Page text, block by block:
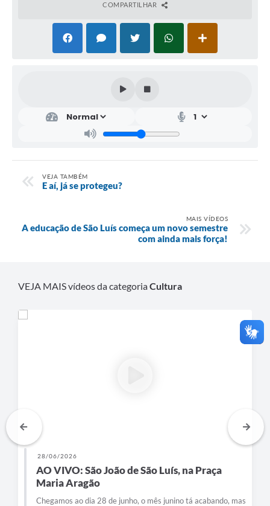
COMPARTILHAR
VEJA TAMBÉM
E aí, já se protegeu?
MAIS VÍDEOS
A educação de São Luís começa um novo semestre
com ainda mais força!
VEJA MAIS vídeos da categoriaCultura
28/06/2026
AO VIVO: São João de São Luís, na Praça
Maria Aragão
Chegamos ao dia 28 de junho, o mês junino tá acabando, mas